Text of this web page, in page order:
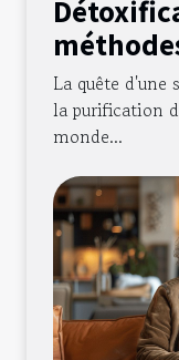
purifier
La quête d'une
la purification
monde...